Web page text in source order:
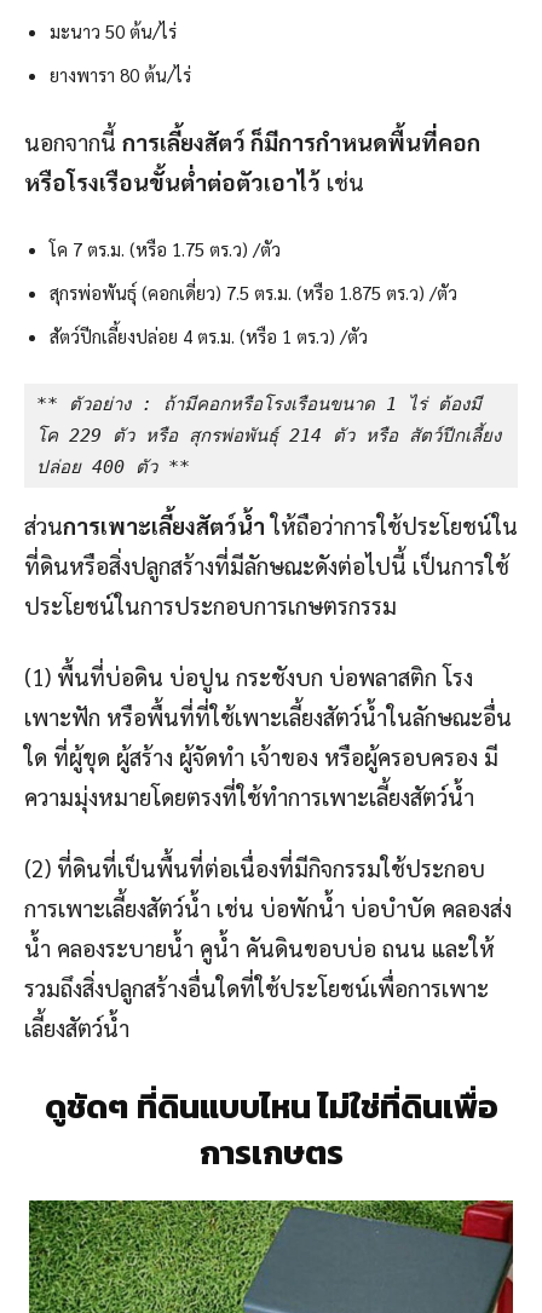
มะนาว 50 ต้น/ไร่
ยางพารา 80 ต้น/ไร่
นอกจากนี้ การเลี้ยงสัตว์ ก็มีการกำหนดพื้นที่คอก
หรือโรงเรือนขั้นต่ำต่อตัวเอาไว้ เช่น
โค 7 ตร.ม. (หรือ 1.75 ตร.ว) /ตัว
สุกรพ่อพันธุ์ (คอกเดี่ยว) 7.5 ตร.ม. (หรือ 1.875 ตร.ว) /ตัว
สัตว์ปีกเลี้ยงปล่อย 4 ตร.ม. (หรือ 1 ตร.ว) /ตัว
** ตัวอย่าง : ถ้ามีคอกหรือโรงเรือนขนาด 1 ไร่ ต้องมี
โค 229 ตัว หรือ สุกรพ่อพันธุ์ 214 ตัว หรือ สัตว์ปีกเลี้ยง
ปล่อย 400 ตัว **
ส่วนการเพาะเลี้ยงสัตว์น้ำ ให้ถือว่าการใช้ประโยชน์ใน
ที่ดินหรือสิ่งปลูกสร้างที่มีลักษณะดังต่อไปนี้ เป็นการใช้
ประโยชน์ในการประกอบการเกษตรกรรม
(1) พื้นที่บ่อดิน บ่อปูน กระชังบก บ่อพลาสติก โรง
เพาะฟัก หรือพื้นที่ที่ใช้เพาะเลี้ยงสัตว์น้ำในลักษณะอื่น
ใด ที่ผู้ขุด ผู้สร้าง ผู้จัดทำ เจ้าของ หรือผู้ครอบครอง มี
ความมุ่งหมายโดยตรงที่ใช้ทำการเพาะเลี้ยงสัตว์น้ำ
(2) ที่ดินที่เป็นพื้นที่ต่อเนื่องที่มีกิจกรรมใช้ประกอบ
การเพาะเลี้ยงสัตว์น้ำ เช่น บ่อพักน้ำ บ่อบำบัด คลองส่ง
น้ำ คลองระบายน้ำ คูน้ำ คันดินขอบบ่อ ถนน และให้
รวมถึงสิ่งปลูกสร้างอื่นใดที่ใช้ประโยชน์เพื่อการเพาะ
เลี้ยงสัตว์น้ำ
ดูชัดๆ ที่ดินแบบไหน ไม่ใช่ที่ดินเพื่อ
การเกษตร